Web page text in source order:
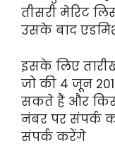
तीसरी मेरिट
उसके बाद
इसके लिए
जो की 4 जून
सकते हैं और
नंबर पर संपर्क
संपर्क करेंगे